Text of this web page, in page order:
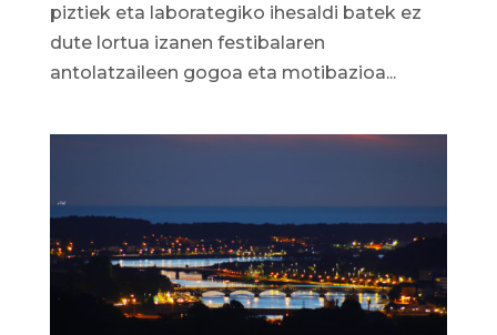
piztiek eta laborategiko ihesaldi batek ez
dute lortua izanen festibalaren
antolatzaileen gogoa eta motibazioa...